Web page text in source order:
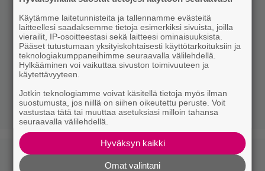
Käytämme laitetunnisteita ja tallennamme evästeitä
laitteellesi saadaksemme tietoja esimerkiksi sivuista, joilla
vierailit, IP-osoitteestasi sekä laitteesi ominaisuuksista.
Pääset tutustumaan yksityiskohtaisesti käyttötarkoituksiin ja
teknologiakumppaneihimme seuraavalla välilehdellä.
Hylkääminen voi vaikuttaa sivuston toimivuuteen ja
käytettävyyteen.
Jotkin teknologiamme voivat käsitellä tietoja myös ilman
suostumusta, jos niillä on siihen oikeutettu peruste. Voit
vastustaa tätä tai muuttaa asetuksiasi milloin tahansa
seuraavalla välilehdellä.
Hyväksyn kaikki
Omat valintani